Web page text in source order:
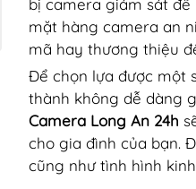
bị camera giám sát để
mặt hàng camera an
mã hay thương thiệu
Để chọn lựa được một
thành không dễ dàng
Camera Long An 24h
cho gia đình của bạn.
cũng như tình hình